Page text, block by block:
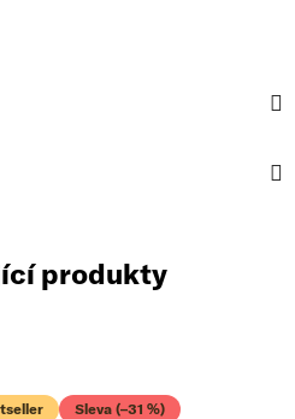
produkty
Sleva (–31 %)